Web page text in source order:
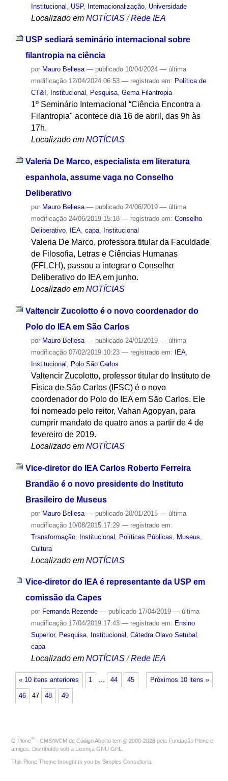
Institucional
USP, Internacionalização, Universidade
Localizado em NOTÍCIAS /Rede IEA
USP sediará seminário internacional sobre
filantropia na ciência
por Mauro Bellesa — publicado10/04/2024 — última
modificação12/04/2024 06:53 — registrado em: Política de
CT&I , Institucional , Pesquisa, Gema Filantropia
1º Seminário Internacional “Ciência Encontra a
Filantropia" acontece dia 16 de abril, das 9h às
17h.
Localizado em NOTÍCIAS
Valeria De Marco, especialista em literatura
espanhola, assume vaga no Conselho
Deliberativo
por Mauro Bellesa — publicado24/06/2019 — última
modificação24/06/2019 15:18 — registrado em: Conselho
Deliberativo, IEA, capa, Institucional
Valeria De Marco, professora titular da Faculdade
de Filosofia, Letras e Ciências Humanas
(FFLCH), passou a integrar o Conselho
Deliberativo do IEA em junho.
Localizado em NOTÍCIAS
Valtencir Zucolotto é o novo coordenador do
Polo do IEA em São Carlos
por Mauro Bellesa — publicado24/01/2019 — última
modificação07/02/2019 10:23 — registrado em: IEA,
Institucional
Polo São Carlos
Valtencir Zucolotto, professor titular do Instituto de
Física de São Carlos (IFSC) é o novo
coordenador do Polo do IEA em São Carlos. Ele
foi nomeado pelo reitor, Vahan Agopyan, para
cumprir mandato de quatro anos a partir de 4 de
fevereiro de 2019.
Localizado em NOTÍCIAS
Vice-diretor do IEA Carlos Roberto Ferreira
Brandão é o novo presidente do Instituto
Brasileiro de Museus
por Mauro Bellesa — publicado20/01/2015 — última
modificação10/08/2015 17:29 — registrado em:
Transformação, Institucional Políticas Públicas Museus
Cultura
Localizado em NOTÍCIAS
Vice-diretor do IEA é representante da USP em
comissão da Capes
por Fernanda Rezende — publicado17/04/2019 — última
modificação17/04/2019 17:43 — registrado em: Ensino
Superior, Pesquisa, Institucional , Cátedra Olavo Setubal ,
capa
Localizado em NOTÍCIAS /Rede IEA
« 10 itens anteriores Próximos 10 itens »
1 … 44 45
46 47 48 49
O Plone® - CMS/WCM de Código Aberto tem © 2000-2026 pela Fundação Plone e
amigos. Distribuído sob a Licença GNU GPL
This Plone Theme brought to you by Simples Consultoria